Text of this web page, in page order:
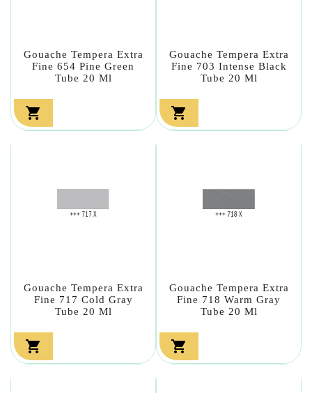
Gouache Tempera Extra
Fine 654 Pine Green
Tube 20 Ml

Gouache Tempera Extra
Fine 703 Intense Black
Tube 20 Ml

Gouache Tempera Extra
Fine 717 Cold Gray
Tube 20 Ml

Gouache Tempera Extra
Fine 718 Warm Gray
Tube 20 Ml
